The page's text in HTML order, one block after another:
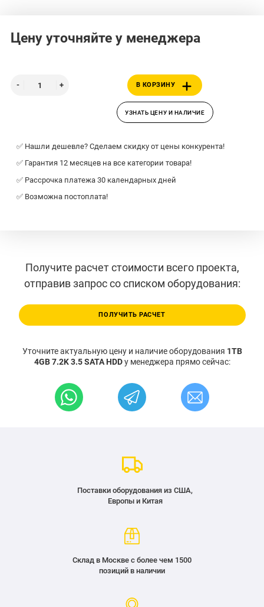
Цену уточняйте у менеджера
В КОРЗИНУ
УЗНАТЬ ЦЕНУ И НАЛИЧИЕ
✅ Нашли дешевле? Сделаем скидку от цены конкурента!
✅ Гарантия 12 месяцев на все категории товара!
✅ Рассрочка платежа 30 календарных дней
✅ Возможна постоплата!
Получите расчет стоимости всего проекта,
отправив запрос со списком оборудования:
ПОЛУЧИТЬ РАСЧЕТ
Уточните актуальную цену и наличие оборудования 1TB
4GB 7.2K 3.5 SATA HDDу менеджера прямо сейчас:
Поставки оборудования из США,
Европы и Китая
Склад в Москве с более чем 1500
позиций в наличии